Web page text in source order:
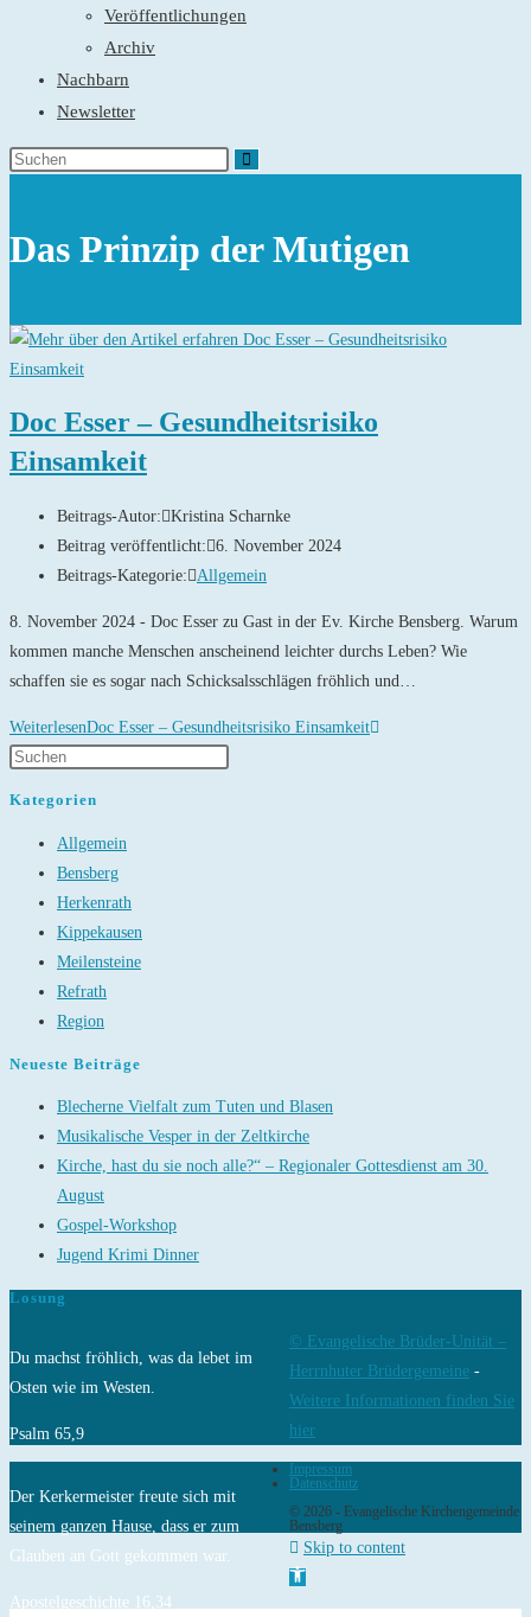
Veröffentlichungen
Archiv
Nachbarn
Newsletter
Das Prinzip der Mutigen
Doc Esser – Gesundheitsrisiko
Einsamkeit
Beitrags-Autor: Kristina Scharnke
Beitrag veröffentlicht: 6. November 2024
Beitrags-Kategorie: Allgemein
8. November 2024 - Doc Esser zu Gast in der Ev. Kirche Bensberg. Warum
kommen manche Menschen anscheinend leichter durchs Leben? Wie
schaffen sie es sogar nach Schicksalsschlägen fröhlich und…
WeiterlesenDoc Esser – Gesundheitsrisiko Einsamkeit
Kategorien
Allgemein
Bensberg
Herkenrath
Kippekausen
Meilensteine
Refrath
Region
Neueste Beiträge
Blecherne Vielfalt zum Tuten und Blasen
Musikalische Vesper in der Zeltkirche
Kirche, hast du sie noch alle?“ – Regionaler Gottesdienst am 30.
August
Gospel-Workshop
Jugend Krimi Dinner
Losung
Du machst fröhlich, was da lebet im
Osten wie im Westen.
Psalm 65,9
Der Kerkermeister freute sich mit
seinem ganzen Hause, dass er zum
Glauben an Gott gekommen war.
Apostelgeschichte 16,34
© Evangelische Brüder-Unität –
Herrnhuter Brüdergemeine -
Weitere Informationen finden Sie
hier
Impressum
Datenschutz
© 2026 - Evangelische Kirchengemeinde
Bensberg
Skip to content
Open toolbar